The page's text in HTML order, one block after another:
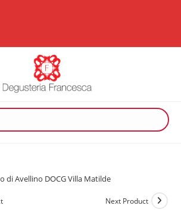
di Avellino DOCG Villa Matilde
Next Product